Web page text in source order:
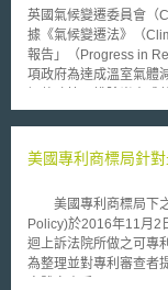
英國氣候變遷委員會（
據《氣候變遷法》（
報告」（Progress in
項政府為達成溫室氣體
價。 2.針對上屆政府推遲化石燃料車輛銷售禁令、決定20%家戶毋須淘汰化
移除阻礙熱泵、電動車
（contracts for difference）競
速產業電氣化，促進多數產業轉向
復育。 8.確立大規模部署人為工程碳移除技術（engineered removals）的
商業模式，以實現2030年
推動淨零轉型所需之勞工技能進
美國專利商標局針
美國專利商標局下之
Policy)於2016年11月2
迴上訴法院所做之可專
為整理並對專利審查者提出若干指引。 該